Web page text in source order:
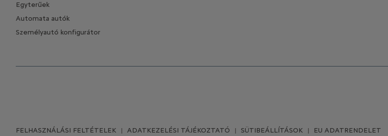
Egyterűek
Automata autók
Személyautó konfigurátor
FELHASZNÁLÁSI FELTÉTELEK ADATKEZELÉSI TÁJÉKOZTATÓ SÜTIBEÁLLÍTÁSOK EU ADATRENDELET